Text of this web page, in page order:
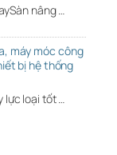
nâng …
máy móc công
bị hệ thống
lực loại tốt …